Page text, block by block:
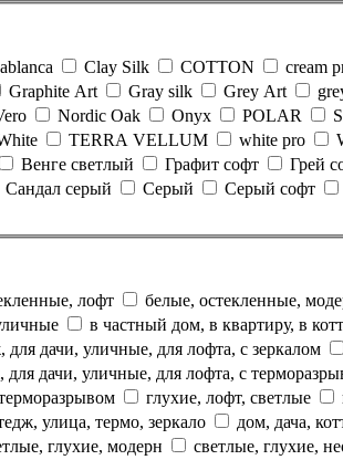
Clay Silk COTTON cream
Graphite Art Gray silk Grey Art
Nordic Oak Onyx POLAR
TERRA VELLUM white pro
Венге светлый Графит софт Грей
Сандал серый Серый Серый софт
лофт белые, остекленные,
в частный дом, в квартиру, в
дачи, уличные, для лофта, с зеркалом
дачи, уличные, для лофта, с
глухие, лофт, светлые
улица, термо, зеркало
дом, дача,
глухие, модерн
светлые, глухие,